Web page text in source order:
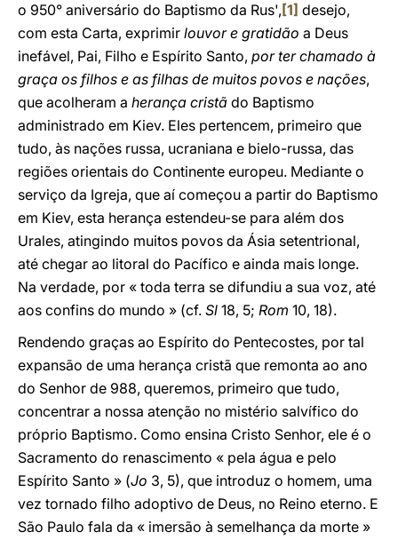
o 950° aniversário do Baptismo da Rus', [1] desejo,
com esta Carta, exprimir louvor e gratidão a Deus
inefável, Pai, Filho e Espírito Santo, por ter chamado à
graça os filhos e as filhas de muitos povos e nações,
que acolheram a herança cristã do Baptismo
administrado em Kiev. Eles pertencem, primeiro que
tudo, às nações russa, ucraniana e bielo-russa, das
regiões orientais do Continente europeu. Mediante o
serviço da Igreja, que aí começou a partir do Baptismo
em Kiev, esta herança estendeu-se para além dos
Urales, atingindo muitos povos da Ásia setentrional,
até chegar ao litoral do Pacífico e ainda mais longe.
Na verdade, por « toda terra se difundiu a sua voz, até
aos confins do mundo » (cf. Sl 18, 5; Rom 10, 18).
Rendendo graças ao Espírito do Pentecostes, por tal
expansão de uma herança cristã que remonta ao ano
do Senhor de 988, queremos, primeiro que tudo,
concentrar a nossa atenção no mistério salvífico do
próprio Baptismo. Como ensina Cristo Senhor, ele é o
Sacramento do renascimento « pela água e pelo
Espírito Santo » (Jo 3, 5), que introduz o homem, uma
vez tornado filho adoptivo de Deus, no Reino eterno. E
São Paulo fala da « imersão à semelhança da morte »